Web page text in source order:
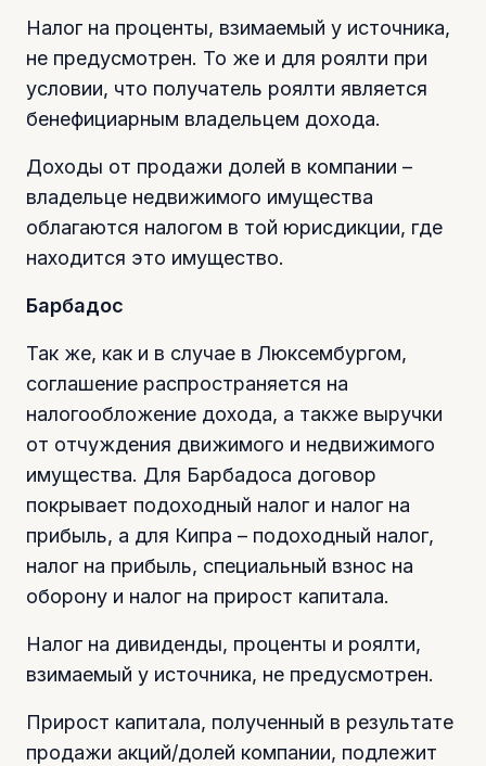
Налог на проценты, взимаемый у источника,
не предусмотрен. То же и для роялти при
условии, что получатель роялти является
бенефициарным владельцем дохода.
Доходы от продажи долей в компании –
владельце недвижимого имущества
облагаются налогом в той юрисдикции, где
находится это имущество.
Барбадос
Так же, как и в случае в Люксембургом,
соглашение распространяется на
налогообложение дохода, а также выручки
от отчуждения движимого и недвижимого
имущества. Для Барбадоса договор
покрывает подоходный налог и налог на
прибыль, а для Кипра – подоходный налог,
налог на прибыль, специальный взнос на
оборону и налог на прирост капитала.
Налог на дивиденды, проценты и роялти,
взимаемый у источника, не предусмотрен.
Прирост капитала, полученный в результате
продажи акций/долей компании, подлежит